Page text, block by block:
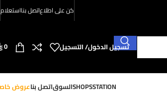
كن على اطلاعاتصل بنااستعلام
تسجيل الدخول/ التسجيل 0
SHOPSSTATIONالسوقاتصل بناعروض